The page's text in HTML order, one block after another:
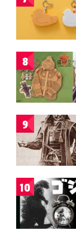
8
9
10